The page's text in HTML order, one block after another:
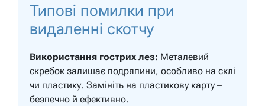
Типові помилки при
видаленні скотчу
Використання гострих лез: Металевий
скребок залишає подряпини, особливо на склі
чи пластику. Замініть на пластикову карту –
безпечно й ефективно.